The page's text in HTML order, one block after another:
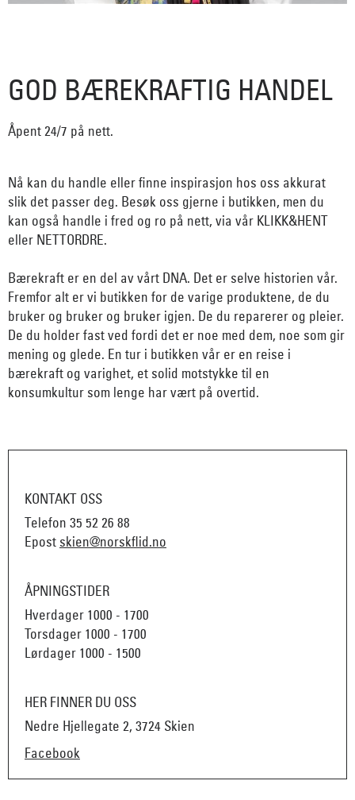
GOD BÆREKRAFTIG HANDEL
Åpent 24/7 på nett.
Nå kan du handle eller finne inspirasjon hos oss akkurat
slik det passer deg. Besøk oss gjerne i butikken, men du
kan også handle i fred og ro på nett, via vår KLIKK&HENT
eller NETTORDRE.
Bærekraft er en del av vårt DNA. Det er selve historien vår.
Fremfor alt er vi butikken for de varige produktene, de du
bruker og bruker og bruker igjen. De du reparerer og pleier.
De du holder fast ved fordi det er noe med dem, noe som gir
mening og glede. En tur i butikken vår er en reise i
bærekraft og varighet, et solid motstykke til en
konsumkultur som lenge har vært på overtid.
KONTAKT OSS
Telefon 35 52 26 88
Epost skien@norskflid.no
ÅPNINGSTIDER
Hverdager 1000 - 1700
Torsdager 1000 - 1700
Lørdager 1000 - 1500
HER FINNER DU OSS
Nedre Hjellegate 2, 3724 Skien
Facebook